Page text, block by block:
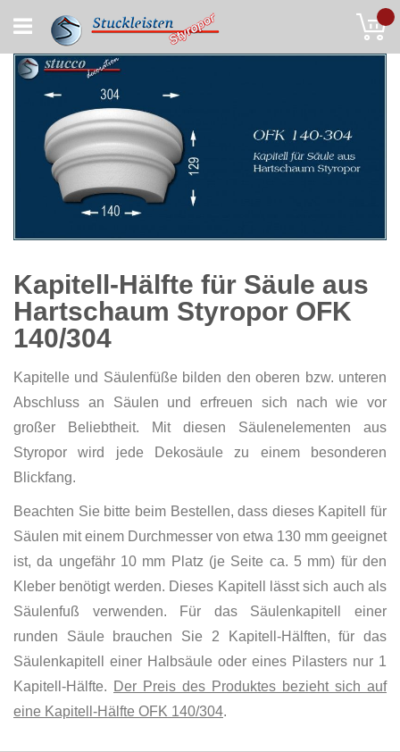
to
Content
Kapitell-Hälfte für Säule aus
Hartschaum Styropor OFK
140/304
Kapitelle und Säulenfüße bilden den oberen bzw. unteren
Abschluss an Säulen und erfreuen sich nach wie vor
großer Beliebtheit. Mit diesen Säulenelementen aus
Styropor wird jede Dekosäule zu einem besonderen
Blickfang.
Beachten Sie bitte beim Bestellen, dass dieses Kapitell für
Säulen mit einem Durchmesser von etwa 130 mm geeignet
ist, da ungefähr 10 mm Platz (je Seite ca. 5 mm) für den
Kleber benötigt werden. Dieses Kapitell lässt sich auch als
Säulenfuß verwenden. Für das Säulenkapitell einer
runden Säule brauchen Sie 2 Kapitell-Hälften, für das
Säulenkapitell einer Halbsäule oder eines Pilasters nur 1
Kapitell-Hälfte. Der Preis des Produktes bezieht sich auf
eine Kapitell-Hälfte OFK 140/304.